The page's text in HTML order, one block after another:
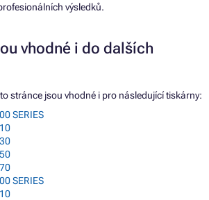
výsledků.
vhodné i do dalších
stránce jsou vhodné i pro následující tiskárny:
SERIES
SERIES